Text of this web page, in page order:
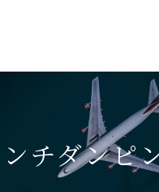
チダンピ